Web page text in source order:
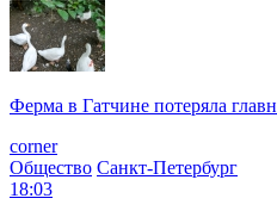
Ферма в Гатчине потеряла
corner
Общество Санкт-Петербург
18:03